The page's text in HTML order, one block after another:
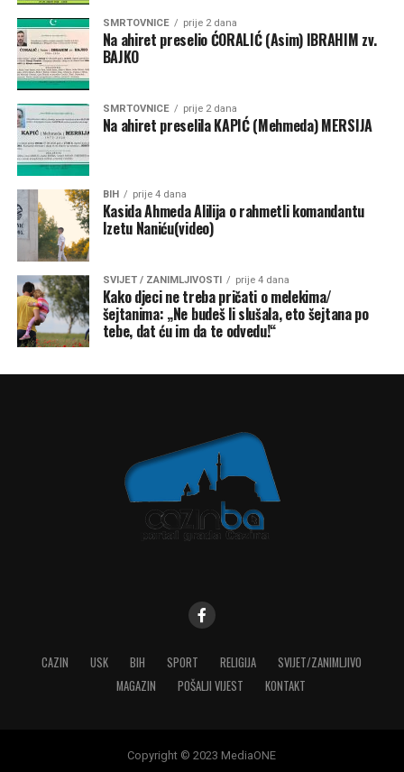
SMRTOVNICE prije 2 dana
Na ahiret preselio ĆORALIĆ (Asim) IBRAHIM zv.
BAJKO
SMRTOVNICE prije 2 dana
Na ahiret preselila KAPIĆ (Mehmeda) MERSIJA
BIH prije 4 dana
Kasida Ahmeda Alilija o rahmetli komandantu
Izetu Naniću(video)
SVIJET / ZANIMLJIVOSTI prije 4 dana
Kako djeci ne treba pričati o melekima/
šejtanima: „Ne budeš li slušala, eto šejtana po
tebe, dat ću im da te odvedu!“
CAZIN USK BIH SPORT RELIGIJA
SVIJET/ZANIMLJIVO
MAGAZIN
POŠALJI VIJEST KONTAKT
Copyright © 2023 MediaONE